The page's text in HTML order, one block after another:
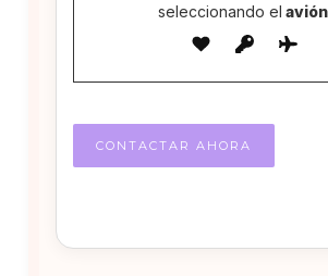
seleccionando el avión